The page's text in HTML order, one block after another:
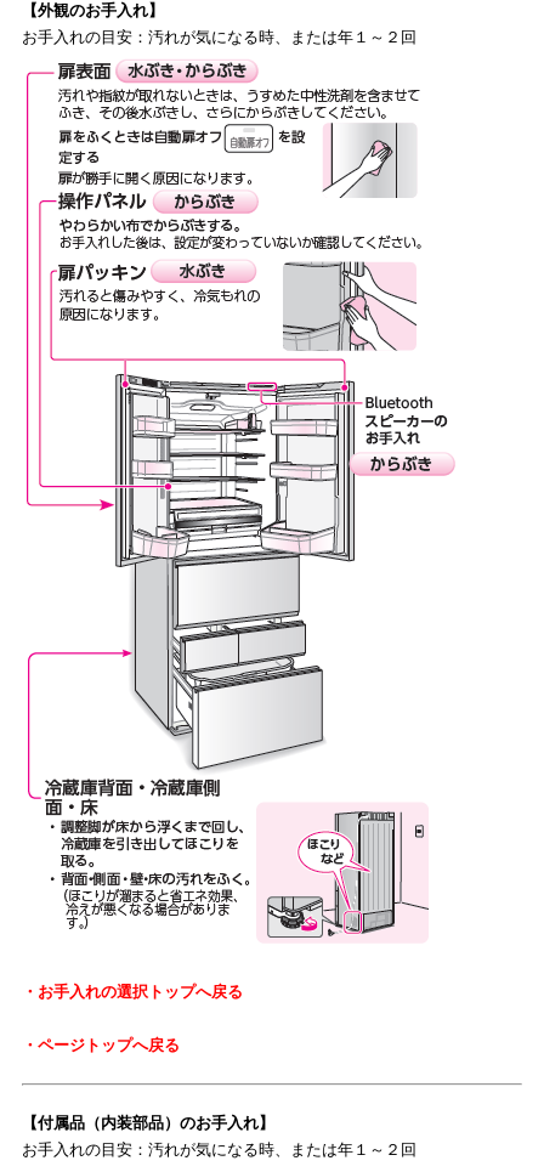
【外観のお手入れ】
お手入れの目安：汚れが気になる時、または年１～２回
・お手入れの選択トップへ戻る
・ページトップへ戻る
【付属品（内装部品）のお手入れ】
お手入れの目安：汚れが気になる時、または年１～２回